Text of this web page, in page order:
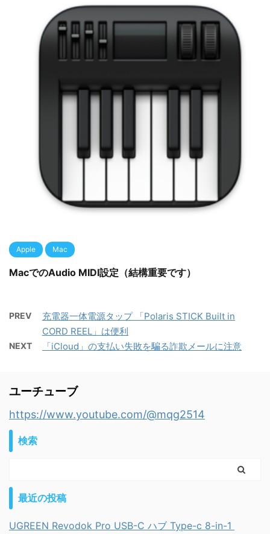
Apple Mac
MacでのAudio MIDI設定（結構重要です）
PREV
充電器一体電源タップ 「Polaris STICK Built in
CORD REEL」は便利
NEXT 「iCloud」の支払い失敗を騙る詐欺メールに注意
ユーチューブ
https://www.youtube.com/@mqg2514
検索
最近の投稿
UGREEN Revodok Pro USB-C ハブ Type-c 8-in-1